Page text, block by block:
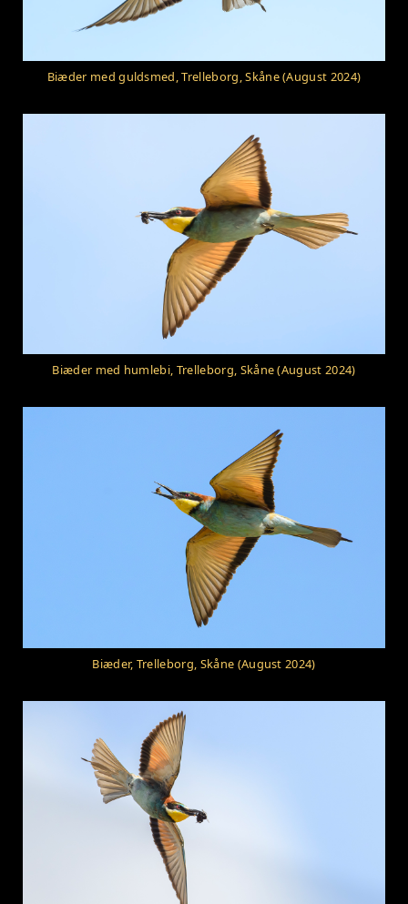
Biæder med guldsmed, Trelleborg, Skåne (August 2024)
Biæder med humlebi, Trelleborg, Skåne (August 2024)
Biæder, Trelleborg, Skåne (August 2024)